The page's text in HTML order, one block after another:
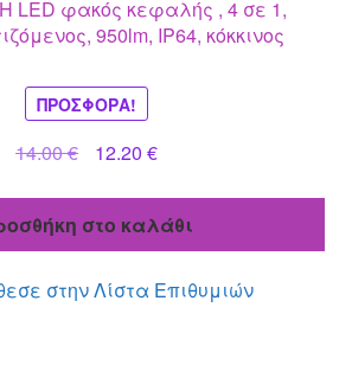
LED φακός κεφαλής , 4 σε 1,
950lm, IP64, κόκκινος
ΠΡΟΣΦΟΡΆ!
14.00€
Original
14.00 €.
12.20 €Η
είναι:
στο καλάθι
στην Λίστα Επιθυμιών